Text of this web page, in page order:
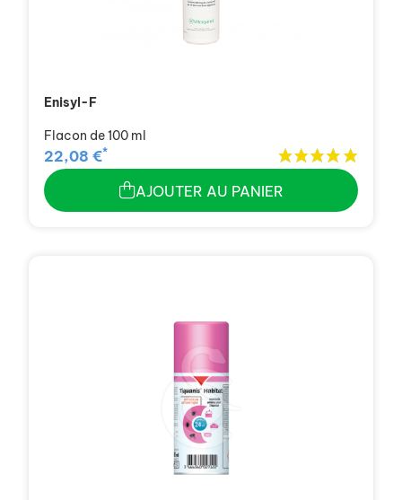
Enisyl-F
Flacon de 100 ml
22,08 €*
AJOUTER AU PANIER